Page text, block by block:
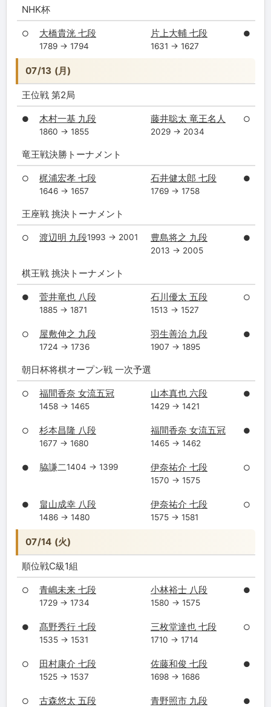
NHK杯
○ 大橋貴洸 七段
1789 → 1794
片上大輔 七段
1631 → 1627
●
07/13 (月)
王位戦 第2局
● 木村一基 九段
1860 → 1855
藤井聡太 竜王名人
2029 → 2034
○
竜王戦決勝トーナメント
○ 梶浦宏孝 七段
1646 → 1657
石井健太郎 七段
1769 → 1758
●
王座戦 挑決トーナメント
○ 渡辺明 九段1993 → 2001 豊島将之 九段
2013 → 2005
●
棋王戦 挑決トーナメント
● 菅井竜也 八段
1885 → 1871
石川優太 五段
1513 → 1527
○
○ 屋敷伸之 九段
1724 → 1736
羽生善治 九段
1907 → 1895
●
朝日杯将棋オープン戦 一次予選
○ 福間香奈 女流五冠
1458 → 1465
山本真也 六段
1429 → 1421
●
○ 杉本昌隆 八段
1677 → 1680
福間香奈 女流五冠
1465 → 1462
●
● 脇謙二1404 → 1399 伊奈祐介 七段
1570 → 1575
○
● 畠山成幸 八段
1486 → 1480
伊奈祐介 七段
1575 → 1581
○
07/14 (火)
順位戦C級1組
○ 青嶋未来 七段
1729 → 1734
小林裕士 八段
1580 → 1575
●
● 髙野秀行 七段
1535 → 1531
三枚堂達也 七段
1710 → 1714
○
○ 田村康介 七段
1525 → 1537
佐藤和俊 七段
1698 → 1686
●
○ 古森悠太 五段 青野照市 九段 ●